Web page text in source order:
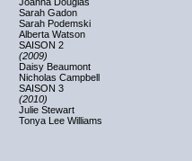
Sarah Gadon
Sarah Podemski
Alberta Watson
SAISON 2
(2009)
Daisy Beaumont
Nicholas Campbell
SAISON 3
(2010)
Julie Stewart
Tonya Lee Williams